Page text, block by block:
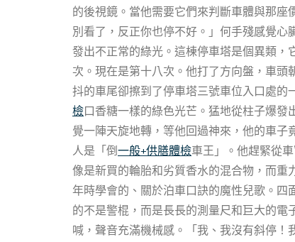
的後視鏡。當他需要它們來判斷車體與那
別看了，反正你也停不好。」何手殘感覺
發出不正常的綠光。這棟停車塔是個異類
次。現在是第十八次。他打了方向盤，車
抖的車尾卻擦到了停車塔三號車位入口處
檢口香糖一樣的綠色光芒。猛地從柱子爆
覺一陣天旋地轉，等他回過神來，他的車
人是「倒一般+供膳體檢車王」。他趕緊從
像是新買的輪胎和劣質香水的混合物，而
年時學會的、關於泊車口訣的魔性兒歌。
的不是警棍，而是長長的測量尺和巨大的
喊，聲音充滿機械感。「我、我沒有斜停！